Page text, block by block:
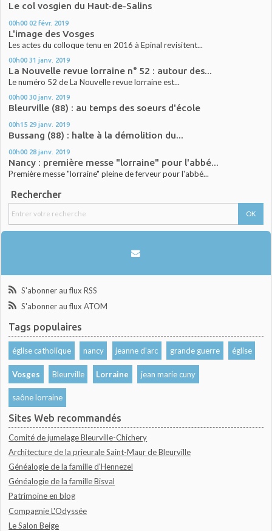
Le col vosgien du Haut-de-Salins
00h00 02 févr. 2019
L'image des Vosges
Les actes du colloque tenu en 2016 à Epinal revisitent...
00h00 31 janv. 2019
La Nouvelle revue lorraine n° 52 : autour des...
Le numéro 52 de La Nouvelle revue lorraine est...
00h00 30 janv. 2019
Bleurville (88) : au temps des soeurs d'école
00h15 29 janv. 2019
Bussang (88) : halte à la démolition du...
00h00 28 janv. 2019
Nancy : première messe "lorraine" pour l'abbé...
Première messe "lorraine" pleine de ferveur pour l'abbé...
Rechercher
S'abonner au flux RSS
S'abonner au flux ATOM
Tags populaires
église catholique nancy jeanne d'arc grande guerre église
Vosges Bleurville Lorraine jean marie cuny
saône lorraine
Sites Web recommandés
Comité de jumelage Bleurville-Chichery
Architecture de la prieurale Saint-Maur de Bleurville
Généalogie de la famille d'Hennezel
Généalogie de la famille Bisval
Patrimoine en blog
Compagnie L'Odyssée
Le Salon Beige